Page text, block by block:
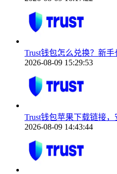
Trust钱包怎么兑换？新
2026-08-09 15:29:53
Trust钱包苹果下载链接
2026-08-09 14:43:44